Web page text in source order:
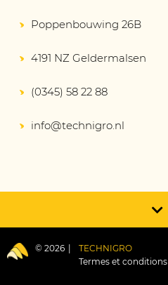
Poppenbouwing 26B
4191 NZ Geldermalsen
(0345) 58 22 88
info@technigro.nl
© 2026
TECHNIGRO
Termes et conditions